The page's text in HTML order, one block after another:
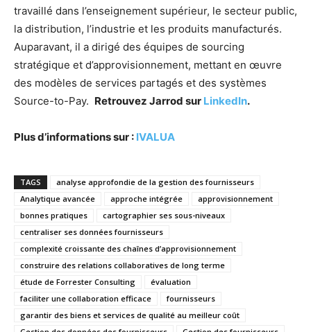
travaillé dans l’enseignement supérieur, le secteur public,
la distribution, l’industrie et les produits manufacturés.
Auparavant, il a dirigé des équipes de sourcing
stratégique et d’approvisionnement, mettant en œuvre
des modèles de services partagés et des systèmes
Source-to-Pay. Retrouvez Jarrod sur LinkedIn.
Plus d’informations sur : IVALUA
TAGS
analyse approfondie de la gestion des fournisseurs
Analytique avancée
approche intégrée
approvisionnement
bonnes pratiques
cartographier ses sous-niveaux
centraliser ses données fournisseurs
complexité croissante des chaînes d’approvisionnement
construire des relations collaboratives de long terme
étude de Forrester Consulting
évaluation
faciliter une collaboration efficace
fournisseurs
garantir des biens et services de qualité au meilleur coût